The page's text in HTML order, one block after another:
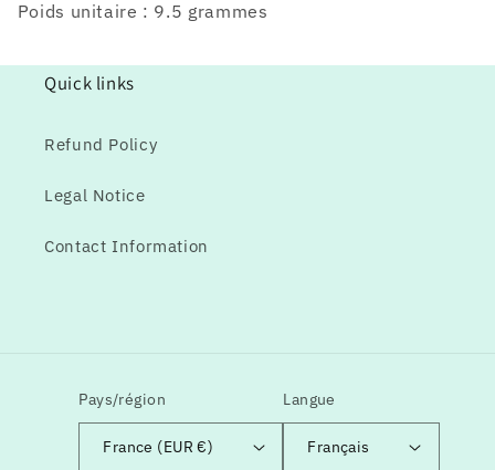
Poids unitaire : 9.5 grammes
Quick links
Refund Policy
Legal Notice
Contact Information
Pays/région
France (EUR €)
Langue
Français